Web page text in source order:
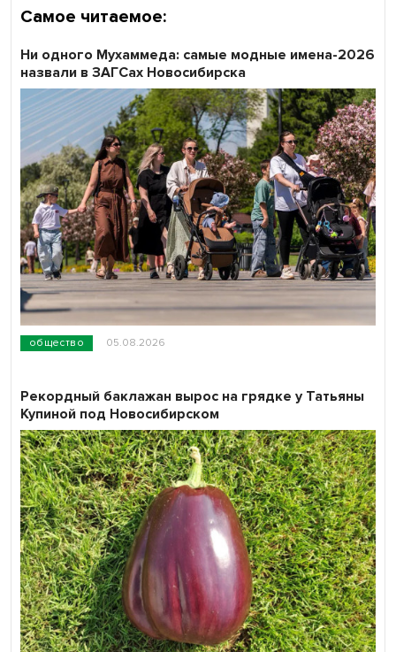
Самое читаемое:
общество 05.08.2026
Ни одного Мухаммеда: самые модные имена-2026
назвали в ЗАГСах Новосибирска
Рекордный баклажан вырос на грядке у Татьяны
Купиной под Новосибирском